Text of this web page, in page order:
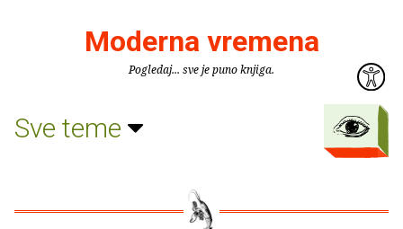
Moderna vremena
Pogledaj... sve je puno knjiga.
Sve teme